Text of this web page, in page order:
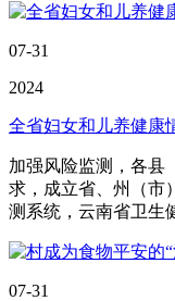
07-31
2024
全省妇女和儿养健康
加强风险监测，各县
求，成立省、州（市
测系统，云南省卫生
07-31